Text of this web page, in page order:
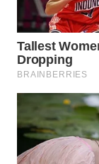
WN
SAMOSIR
WN
PADANG
LAWAS
WN